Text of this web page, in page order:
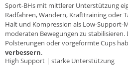
Sport-BHs mit mittlerer Unterstützung
Radfahren,Wandern, Krafttraining oder
Halt und Kompression als Low-Support-
moderaten Bewegungen zu stabilisieren.
Polsterungen oder vorgeformte Cups
verbessern.
High Support | starke Unterstützung